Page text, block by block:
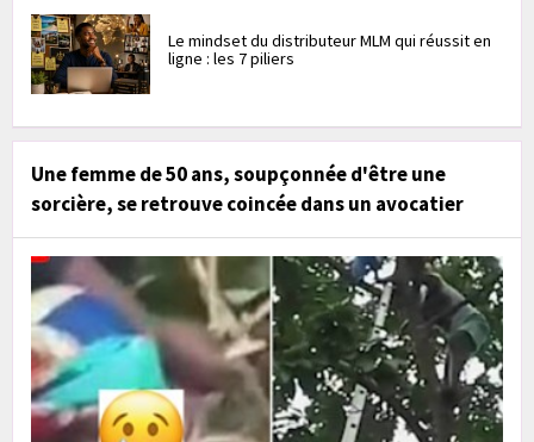
Le mindset du distributeur MLM qui réussit en
ligne : les 7 piliers
Une femme de 50 ans, soupçonnée d'être une
sorcière, se retrouve coincée dans un avocatier